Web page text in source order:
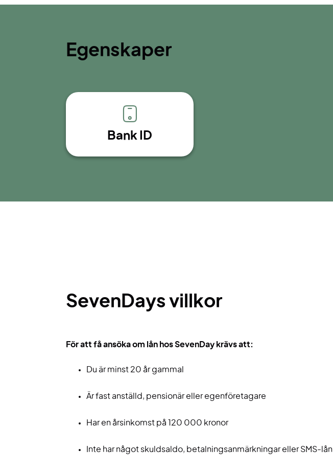
Egenskaper
Bank ID
SevenDays villkor
För att få ansöka om lån hos SevenDay krävs att:
Du är minst 20 år gammal
Är fast anställd, pensionär eller egenföretagare
Har en årsinkomst på 120 000 kronor
Inte har något skuldsaldo, betalningsanmärkningar eller SMS-lån